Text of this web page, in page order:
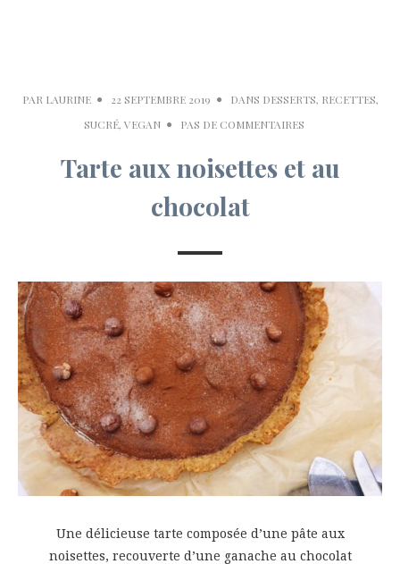
PAR LAURINE 22 SEPTEMBRE 2019 DANS DESSERTS, RECETTES,
SUCRÉ, VEGAN PAS DE COMMENTAIRES
Tarte aux noisettes et au
chocolat
Une délicieuse tarte composée d’une pâte aux
noisettes, recouverte d’une ganache au chocolat